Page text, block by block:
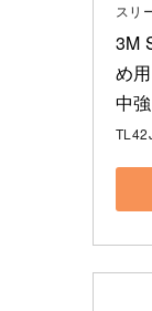
スリ
3M
め
中